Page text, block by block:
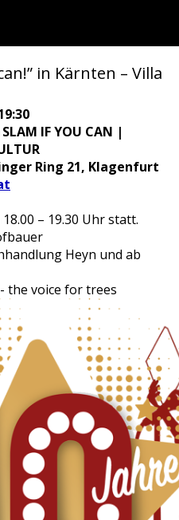
in Kärnten – Villa
IF YOU CAN |
Ring 21, Klagenfurt
– 19.30 Uhr statt.
Heyn und ab
- the voice for trees